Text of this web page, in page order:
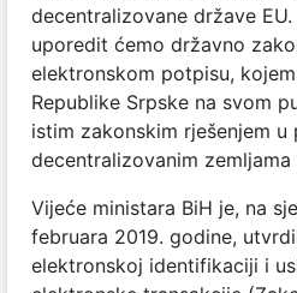
decentralizovane države
uporedit ćemo državno
elektronskom potpisu,
Republike Srpske na svom
istim zakonskim rješenjem u
decentralizovanim zemljama
Vijeće ministara BiH je, na
februara 2019. godine,
elektronskoj identifikaciji i